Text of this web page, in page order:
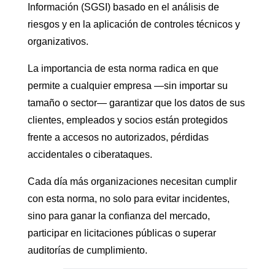
Información (SGSI) basado en el análisis de
riesgos y en la aplicación de controles técnicos y
organizativos.
La importancia de esta norma radica en que
permite a cualquier empresa —sin importar su
tamaño o sector— garantizar que los datos de sus
clientes, empleados y socios están protegidos
frente a accesos no autorizados, pérdidas
accidentales o ciberataques.
Cada día más organizaciones necesitan cumplir
con esta norma, no solo para evitar incidentes,
sino para ganar la confianza del mercado,
participar en licitaciones públicas o superar
auditorías de cumplimiento.